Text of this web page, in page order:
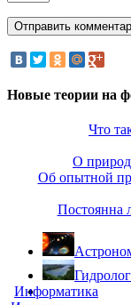
Новые теории на
Что
О
Об опытной
Постоянна
Информатика